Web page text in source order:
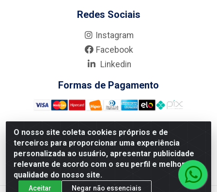
O nosso site coleta cookies próprios e de
terceiros para proporcionar uma experiência
personalizada ao usuário, apresentar publicidade
relevante de acordo com o seu perfil e melhorar a
qualidade do nosso site.
Aceitar Negar não essenciais
Redes Sociais
Instagram
Facebook
Linkedin
Formas de Pagamento
Nova Boni Distribuidora de Material de Construção LTDA - Rua
Alice Tibiriçá, 330 - Vila Da Penha, Rio de Janeiro/RJ - CEP:
21.210-110 - CNPJ: 11.003.135/0001-27